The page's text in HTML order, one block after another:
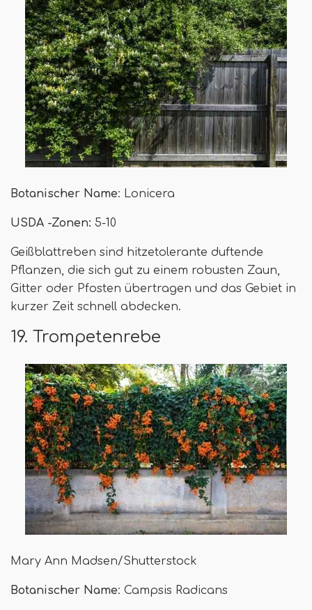
Botanischer Name: Lonicera
USDA -Zonen: 5-10
Geißblattreben sind hitzetolerante duftende
Pflanzen, die sich gut zu einem robusten Zaun,
Gitter oder Pfosten übertragen und das Gebiet in
kurzer Zeit schnell abdecken.
19. Trompetenrebe
Mary Ann Madsen/Shutterstock
Botanischer Name: Campsis Radicans